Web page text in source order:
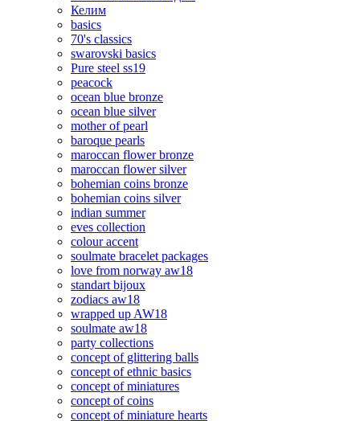
Келим
basics
70's classics
swarovski basics
Pure steel ss19
peacock
ocean blue bronze
ocean blue silver
mother of pearl
baroque pearls
maroccan flower bronze
maroccan flower silver
bohemian coins bronze
bohemian coins silver
indian summer
eves collection
colour accent
soulmate bracelet packages
love from norway aw18
standart bijoux
zodiacs aw18
wrapped up AW18
soulmate aw18
party collections
concept of glittering balls
concept of ethnic basics
concept of miniatures
concept of coins
concept of miniature hearts